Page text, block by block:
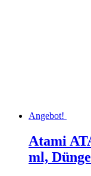
Angebot!
Atami
ml,